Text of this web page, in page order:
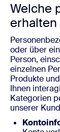
Welche
erhalten
oder über
Person,
einzelnen
Produkte
Ihnen
Kategorien
unserer